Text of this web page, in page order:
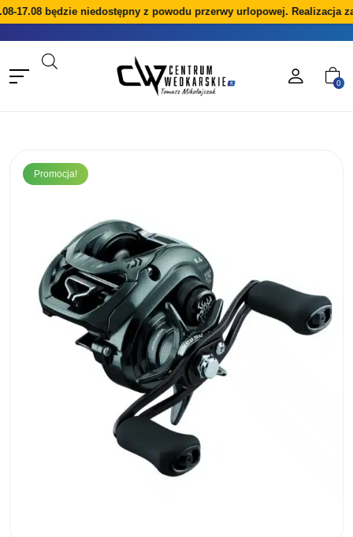
17.08 będzie niedostępny z powodu przerwy urlopowej. Realizacja
0
Promocja!